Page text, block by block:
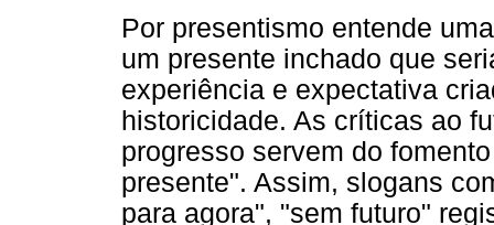
Por presentismo entende
um presente inchado que
experiência e expectativa
historicidade. As críticas ao
progresso servem do
presente". Assim, slogans
para agora", "sem futuro"